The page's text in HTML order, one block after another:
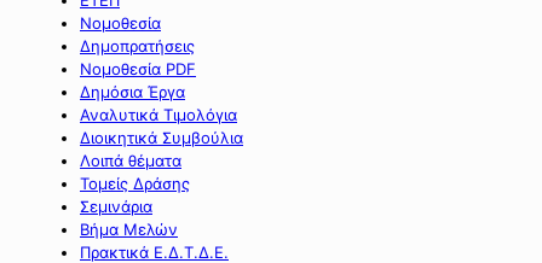
Νομοθεσία
Δημοπρατήσεις
Νομοθεσία PDF
Δημόσια Έργα
Αναλυτικά Τιμολόγια
Διοικητικά Συμβούλια
Λοιπά θέματα
Τομείς Δράσης
Σεμινάρια
Βήμα Μελών
Πρακτικά Ε.Δ.Τ.Δ.Ε.